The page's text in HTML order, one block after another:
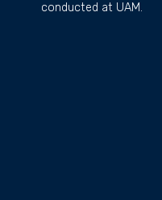
conducted at UAM.